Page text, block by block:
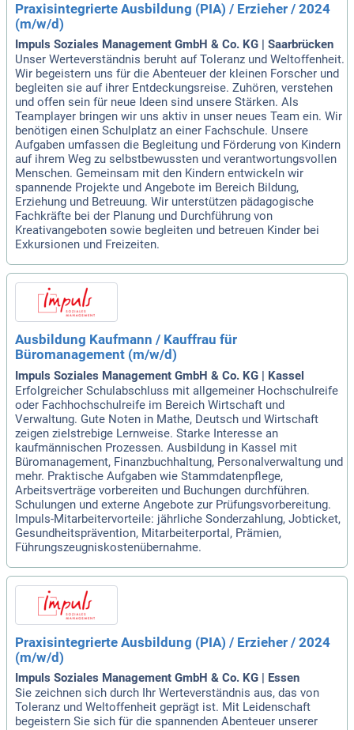
Praxisintegrierte Ausbildung (PIA) / Erzieher / 2024
(m/w/d)
Impuls Soziales Management GmbH & Co. KG | Saarbrücken
Unser Werteverständnis beruht auf Toleranz und Weltoffenheit.
Wir begeistern uns für die Abenteuer der kleinen Forscher und
begleiten sie auf ihrer Entdeckungsreise. Zuhören, verstehen
und offen sein für neue Ideen sind unsere Stärken. Als
Teamplayer bringen wir uns aktiv in unser neues Team ein. Wir
benötigen einen Schulplatz an einer Fachschule. Unsere
Aufgaben umfassen die Begleitung und Förderung von Kindern
auf ihrem Weg zu selbstbewussten und verantwortungsvollen
Menschen. Gemeinsam mit den Kindern entwickeln wir
spannende Projekte und Angebote im Bereich Bildung,
Erziehung und Betreuung. Wir unterstützen pädagogische
Fachkräfte bei der Planung und Durchführung von
Kreativangeboten sowie begleiten und betreuen Kinder bei
Exkursionen und Freizeiten.
Ausbildung Kaufmann / Kauffrau für
Büromanagement (m/w/d)
Impuls Soziales Management GmbH & Co. KG | Kassel
Erfolgreicher Schulabschluss mit allgemeiner Hochschulreife
oder Fachhochschulreife im Bereich Wirtschaft und
Verwaltung. Gute Noten in Mathe, Deutsch und Wirtschaft
zeigen zielstrebige Lernweise. Starke Interesse an
kaufmännischen Prozessen. Ausbildung in Kassel mit
Büromanagement, Finanzbuchhaltung, Personalverwaltung und
mehr. Praktische Aufgaben wie Stammdatenpflege,
Arbeitsverträge vorbereiten und Buchungen durchführen.
Schulungen und externe Angebote zur Prüfungsvorbereitung.
Impuls-Mitarbeitervorteile: jährliche Sonderzahlung, Jobticket,
Gesundheitsprävention, Mitarbeiterportal, Prämien,
Führungszeugniskostenübernahme.
Praxisintegrierte Ausbildung (PIA) / Erzieher / 2024
(m/w/d)
Impuls Soziales Management GmbH & Co. KG | Essen
Sie zeichnen sich durch Ihr Werteverständnis aus, das von
Toleranz und Weltoffenheit geprägt ist. Mit Leidenschaft
begeistern Sie sich für die spannenden Abenteuer unserer